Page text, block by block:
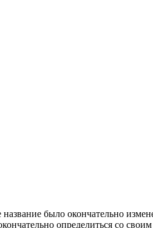
было окончательно
определиться со